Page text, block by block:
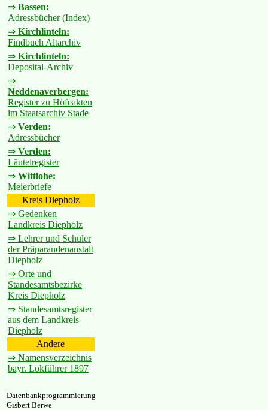
⇒ Bassen:
Adressbücher (Index)
⇒ Kirchlinteln:
Findbuch Altarchiv
⇒ Kirchlinteln:
Deposital-Archiv
⇒
Neddenaverbergen:
Register zu Höfeakten
im Staatsarchiv Stade
⇒ Verden:
Adressbücher
⇒ Verden:
Läutelregister
⇒ Wittlohe:
Meierbriefe
Kreis Diepholz
⇒ Gedenken
Landkreis Diepholz
⇒ Lehrer und Schüler
der Präparandenanstalt
Diepholz
⇒ Orte und
Standesamtsbezirke
Kreis Diepholz
⇒ Standesamtsregister
aus dem Landkreis
Diepholz
Andere
⇒ Namensverzeichnis
bayr. Lokführer 1897
Datenbankprogrammierung
Gisbert Berwe